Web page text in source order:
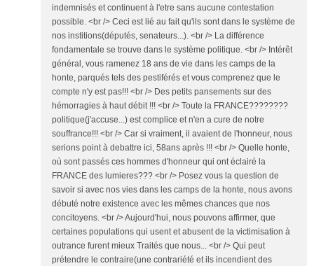
indemnisés et continuent à l'etre sans aucune contestation
possible. <br /> Ceci est lié au fait qu'ils sont dans le système de
nos institions(députés, senateurs...). <br /> La différence
fondamentale se trouve dans le système politique. <br /> Intérêt
général, vous ramenez 18 ans de vie dans les camps de la
honte, parqués tels des pestiférés et vous comprenez que le
compte n'y est pas!!! <br /> Des petits pansements sur des
hémorragies à haut débit !!! <br /> Toute la FRANCE????????
politique(j'accuse...) est complice et n'en a cure de notre
souffrance!!! <br /> Car si vraiment, il avaient de l'honneur, nous
serions point à debattre ici, 58ans après !!! <br /> Quelle honte,
où sont passés ces hommes d'honneur qui ont éclairé la
FRANCE des lumieres??? <br /> Posez vous la question de
savoir si avec nos vies dans les camps de la honte, nous avons
débuté notre existence avec les mêmes chances que nos
concitoyens. <br /> Aujourd'hui, nous pouvons affirmer, que
certaines populations qui usent et abusent de la victimisation à
outrance furent mieux Traités que nous... <br /> Qui peut
prétendre le contraire(une contrariété et ils incendient des